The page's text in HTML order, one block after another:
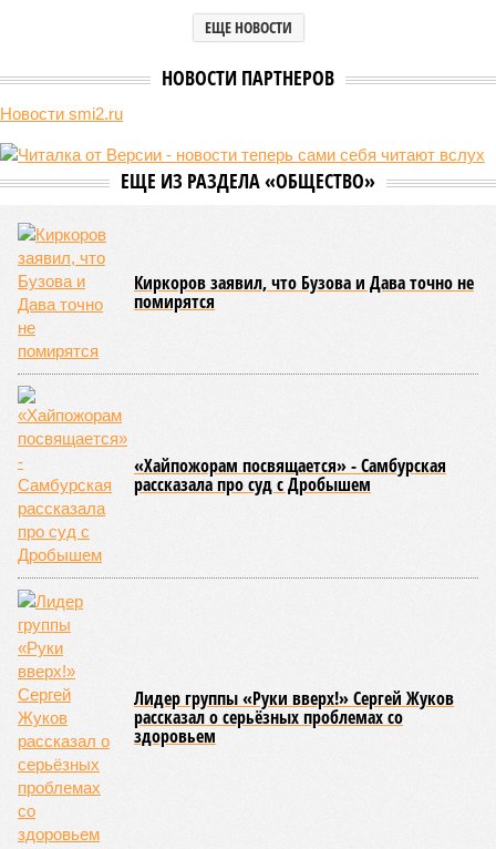
В нескольких станциях от уже сданного «Сказочного леса» пайщики ЖК
«Станция Л» продолжают ждать от компании Capital Group начала
Пока в Ярославском районе СВАО дольщики «Сказочного леса»
уже получают ключи – в мае 2026 года были получены
разрешение на ввод жилищного комплекса в эксплуатацию –
совсем недалеко, в паре станций метро южнее, на Люблинской
улице, картина, можно сказать, прямо противоположная.
Сюжет:
ЖК «Светлый мир «Станция Л»: та же группа компаний-
банкрот Seven Suns Development, та же
схема достройки через Capital Group осенью 2024 года, но
за прошедшие два года результатов, по словам дольщиков,
практически не видно. По
порталов, первую очередь ЖК строители обещают сдать к
декабрю 2026 г., вторую – к марту 2028-го. Но никто при
этом из кураторов стройки не задается вопросом: как эти
сроки должны материализоваться? На строительной
площадке, по свидетельствам дольщиков, регулярно
бывающих у забора, какая-либо техника отсутствует. Ни
бетононасосов, ни работающих кранов, ни признаков
мобилизации подрядчиков. При том, что до «декабря 2026»
осталось менее полугода.
Если в «Сказочном лесу» техзаказчик публично
отчитывался о поэтапной готовности – 90%, затем 97%, с
конкретными инженерными работами (усиление
монолитных конструкций, устранение проектных ошибок) –
то по «Станции Л» подобной публичной отчётности
дольщики не видят. Ни Capital Group, ни кураторы
строительства не подтверждают ни соблюдения графика